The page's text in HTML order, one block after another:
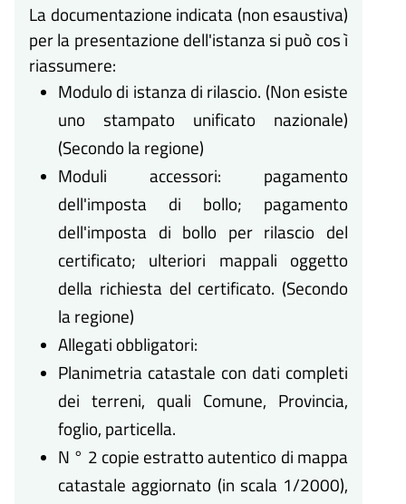
La documentazione indicata (non esaustiva)
per la presentazione dell'istanza si può cos ì
riassumere:
Modulo di istanza di rilascio. (Non esiste
uno stampato unificato nazionale)
(Secondo la regione)
Moduli accessori: pagamento
dell'imposta di bollo; pagamento
dell'imposta di bollo per rilascio del
certificato; ulteriori mappali oggetto
della richiesta del certificato. (Secondo
la regione)
Allegati obbligatori:
Planimetria catastale con dati completi
dei terreni, quali Comune, Provincia,
foglio, particella.
N ° 2 copie estratto autentico di mappa
catastale aggiornato (in scala 1/2000),